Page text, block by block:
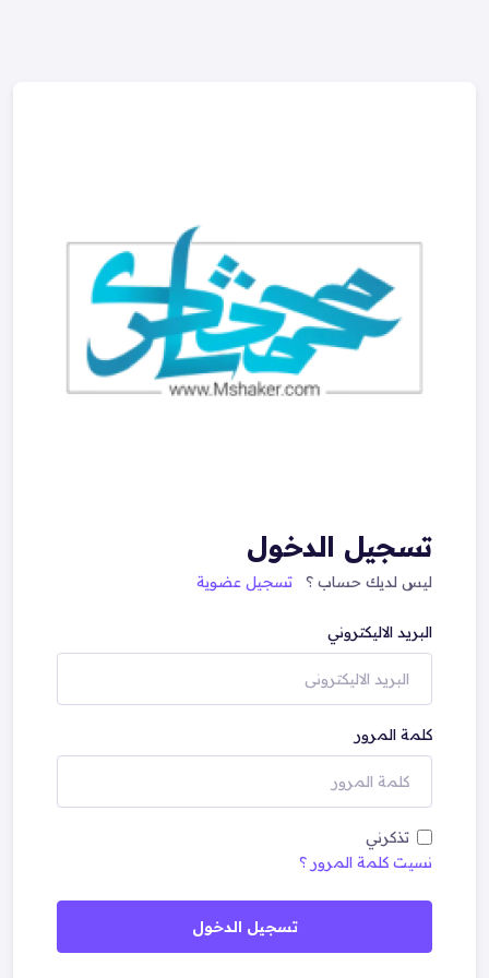
تسجيل الدخول
ليس لديك حساب ؟ تسجيل عضوية
البريد الاليكتروني
كلمة المرور
تذكرني
نسيت كلمة المرور ؟
تسجيل الدخول